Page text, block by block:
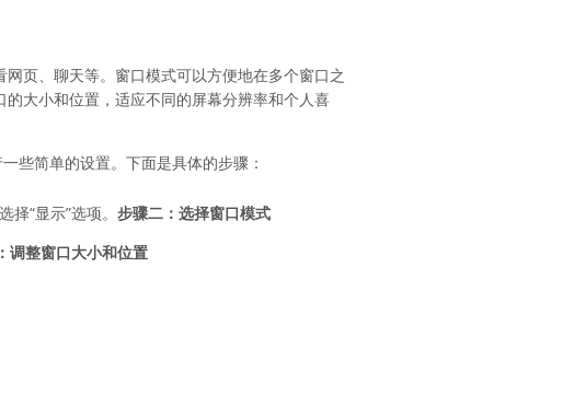
页、聊天等。窗口模式可以方便地在多个窗口之
大小和位置，适应不同的屏幕分辨率和个人喜
些简单的设置。下面是具体的步骤：
“显示”选项。 步骤二：选择窗口模式
调整窗口大小和位置